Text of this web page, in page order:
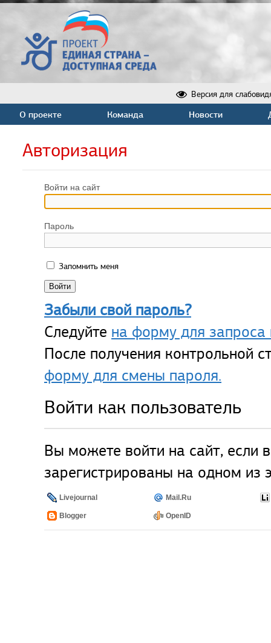
Версия для
О проекте Команда Новости
Авторизация
Войти на сайт
Пароль
Запомнить меня
Забыли свой пароль?
Следуйте на форму для запроса
После получения контрольной
форму для смены пароля.
Войти как пользователь
Вы можете войти на сайт, если
зарегистрированы на одном из
Livejournal Mail.Ru
Blogger OpenID